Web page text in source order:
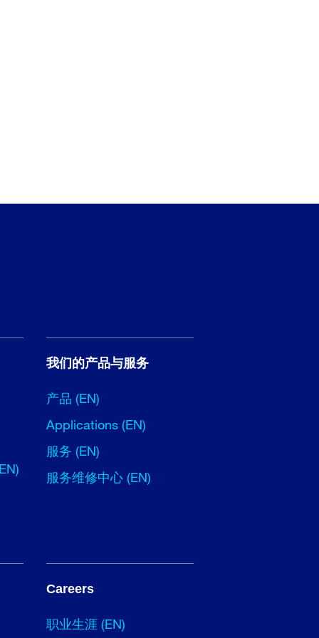
我们的产品与服务
产品 (EN)
Applications (EN)
服务 (EN)
服务维修中心 (EN)
Careers
职业生涯 (EN)